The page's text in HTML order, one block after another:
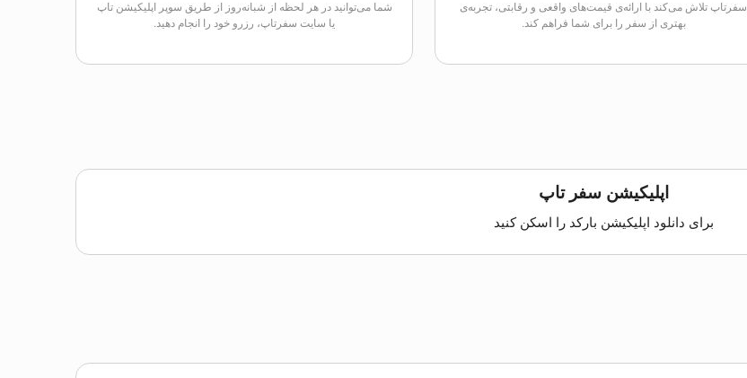
سفرتاپ تلاش می‌کند با ارائه‌ی قیمت‌های واقعی و رقابتی، تجربه‌ی
بهتری از سفر را برای شما فراهم کند.
شما می‌توانید در هر لحظه از شبانه‌روز از طریق سوپر اپلیکیشن تاپ
یا سایت سفرتاپ، رزرو خود را انجام دهید.
اپلیکیشن سفر تاپ
برای دانلود اپلیکیشن بارکد را اسکن کنید